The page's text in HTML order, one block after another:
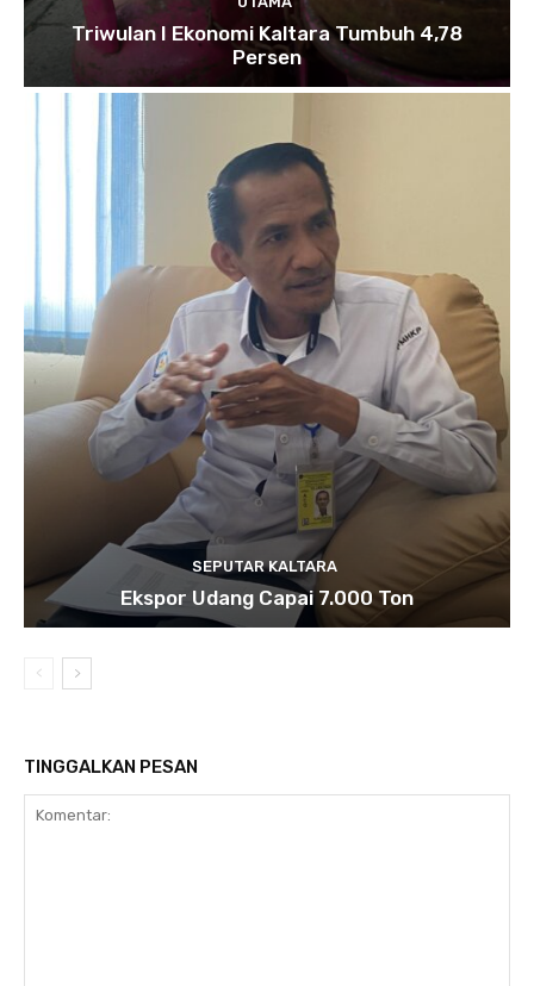
Triwulan I Ekonomi Kaltara Tumbuh 4,78
Persen
SEPUTAR KALTARA
Ekspor Udang Capai 7.000 Ton
TINGGALKAN PESAN